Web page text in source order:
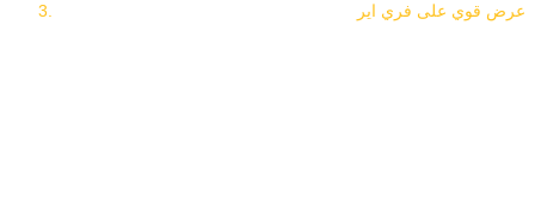
عرض قوي على فري اير